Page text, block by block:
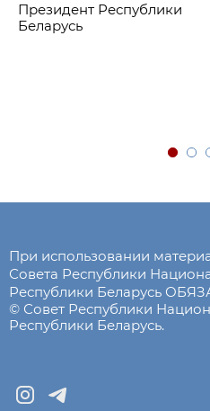
Президент Республики
Беларусь
При использовании
Совета Республики
Республики Беларусь
© Совет Республики
Республики Беларусь.